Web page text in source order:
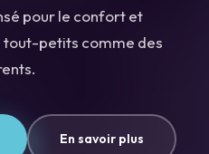
pour le confort et
tout-petits comme des
En savoir plus